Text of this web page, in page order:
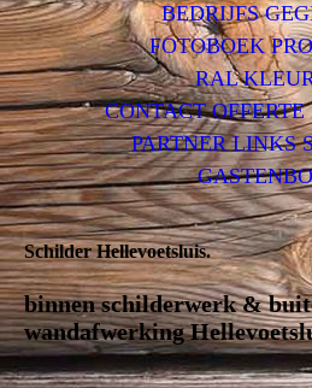
BEDRIJFS
FOTOBOEK
RAL
CONTACT
PARTNER LINKS
Schilder
binnen schilderwerk &
wandafwerking